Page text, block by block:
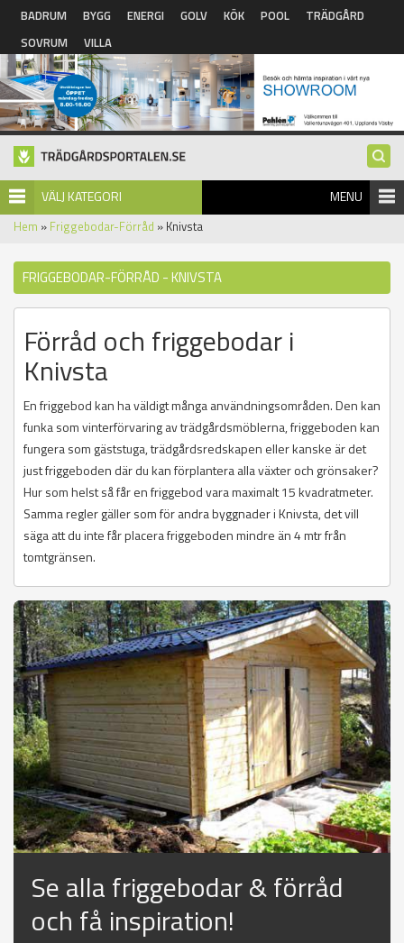
Hoppa till huvudinnehåll
BADRUM BYGG ENERGI GOLV KÖK POOL
TRÄDGÅRD
SOVRUM
VILLA
VÄLJ KATEGORI MENU
Hem » Friggebodar-Förråd » Knivsta
FRIGGEBODAR-FÖRRÅD - KNIVSTA
Förråd och friggebodar i
Knivsta
En friggebod kan ha väldigt många användningsområden. Den kan
funka som vinterförvaring av trädgårdsmöblerna, friggeboden kan
fungera som gäststuga, trädgårdsredskapen eller kanske är det
just friggeboden där du kan förplantera alla växter och grönsaker?
Hur som helst så får en friggebod vara maximalt 15 kvadratmeter.
Samma regler gäller som för andra byggnader i Knivsta, det vill
säga att du inte får placera friggeboden mindre än 4 mtr från
tomtgränsen.
Se alla friggebodar & förråd
och få inspiration!